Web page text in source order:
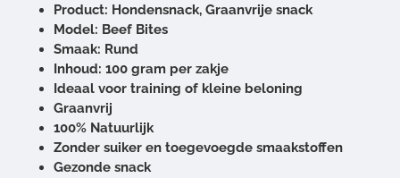
Product: Hondensnack, Graanvrije snack
Model: Beef Bites
Smaak: Rund
Inhoud: 100 gram per zakje
Ideaal voor training of kleine beloning
Graanvrij
100% Natuurlijk
Zonder suiker en toegevoegde smaakstoffen
Gezonde snack